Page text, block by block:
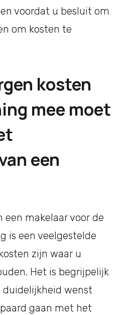
voordat u besluit om
om kosten te
kosten
mee moet
een
een makelaar voor de
is een veelgestelde
zijn waar u
Het is begrijpelijk
wenst
gaan met het